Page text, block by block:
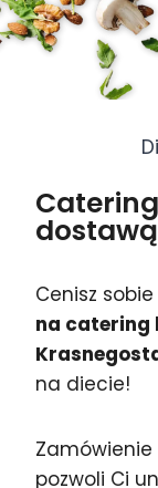
Cenisz
na catering
na diecie!
pozwoli Ci